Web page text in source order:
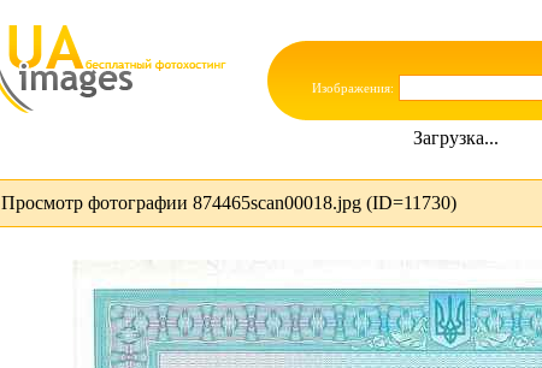
Изображения:
Загрузка...
Просмотр фотографии 874465scan00018.jpg (ID=11730)